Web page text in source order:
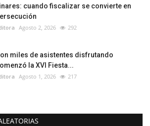
cuando fiscalizar se convierte en
Agosto 2, 2026 292
miles de asistentes disfrutando
la XVI Fiesta...
Agosto 1, 2026 217